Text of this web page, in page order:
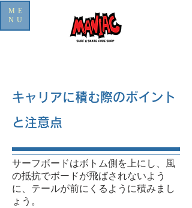
ME
NU
キャリアに積む際のポイント
と注意点
サーフボードはボトム側を上にし、風
の抵抗でボードが飛ばされないよう
に、テールが前にくるように積みまし
ょう。